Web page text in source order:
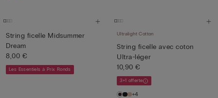
String ficelle Midsummer
Dream
8,00 €
Les Essentiels à Prix Ronds
Ultralight Cotton
String ficelle avec coton
Ultra-léger
10,90 €
3+1 offerte
+4